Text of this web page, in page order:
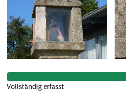
Vollständig erfasst